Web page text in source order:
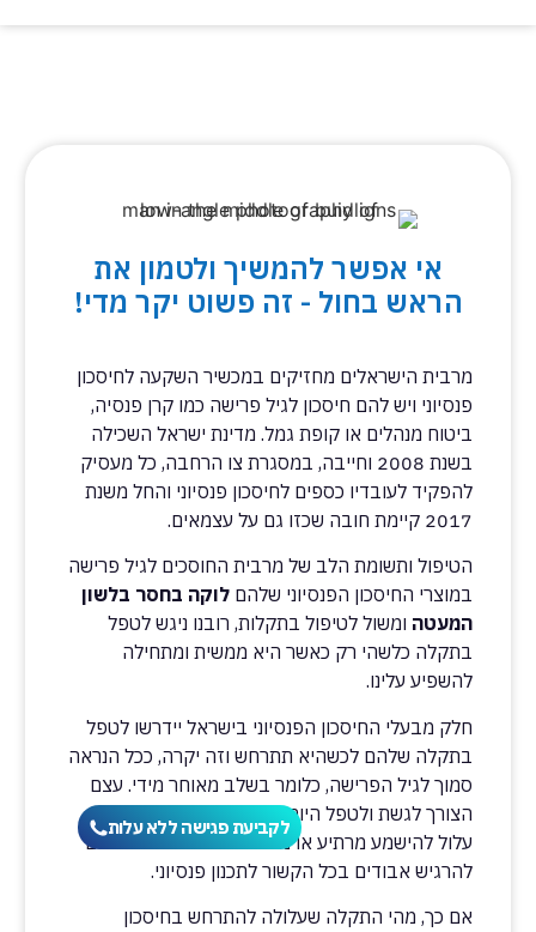
לקביעת פגישה ללא עלות
אי אפשר להמשיך ולטמון את
הראש בחול - זה פשוט יקר מדי!
מרבית הישראלים מחזיקים במכשיר השקעה לחיסכון
פנסיוני ויש להם חיסכון לגיל פרישה כמו קרן פנסיה,
ביטוח מנהלים או קופת גמל. מדינת ישראל השכילה
בשנת 2008 וחייבה, במסגרת צו הרחבה, כל מעסיק
להפקיד לעובדיו כספים לחיסכון פנסיוני והחל משנת
2017 קיימת חובה שכזו גם על עצמאים.
הטיפול ותשומת הלב של מרבית החוסכים לגיל פרישה
במוצרי החיסכון הפנסיוני שלהם לוקה בחסר בלשון
המעטה ומשול לטיפול בתקלות, רובנו ניגש לטפל
בתקלה כלשהי רק כאשר היא ממשית ומתחילה
להשפיע עלינו.
חלק מבעלי החיסכון הפנסיוני בישראל יידרשו לטפל
בתקלה שלהם לכשהיא תתרחש וזה יקרה, ככל הנראה
סמוך לגיל הפרישה, כלומר בשלב מאוחר מידי. עצם
הצורך לגשת ולטפל היום בנושא החיסכון הפנסיוני
עלול להישמע מרתיע או מכביד וגורם לחוסכים רבים
להרגיש אבודים בכל הקשור לתכנון פנסיוני.
אם כך, מהי התקלה שעלולה להתרחש בחיסכון